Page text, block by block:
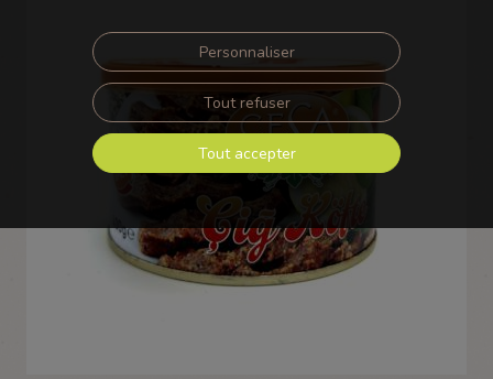
Personnaliser
Tout refuser
Tout accepter